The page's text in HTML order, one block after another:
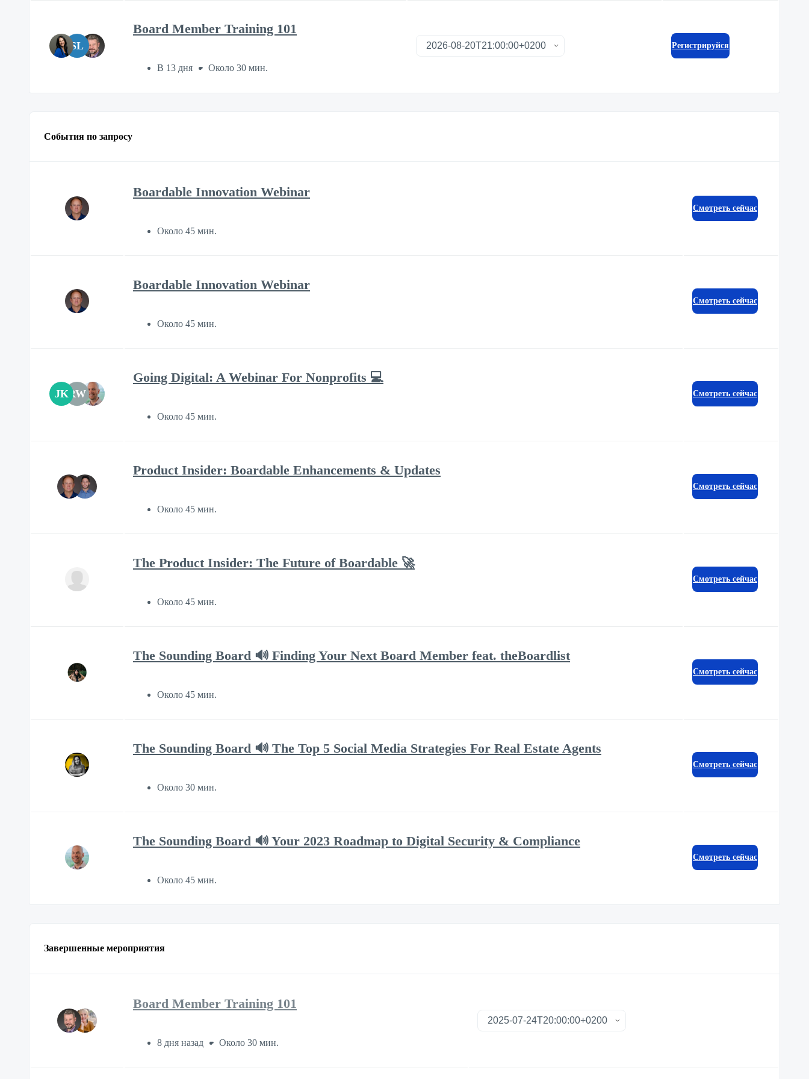
SL
Board Member Training 101
В 13 дня Около 30 мин.
Регистрируйся
События по запросу
Boardable Innovation Webinar
Около 45 мин.
Смотреть сейчас
Boardable Innovation Webinar
Около 45 мин.
Смотреть сейчас
JKRW
Going Digital: A Webinar For Nonprofits 💻
Около 45 мин.
Смотреть сейчас
Product Insider: Boardable Enhancements & Updates
Около 45 мин.
Смотреть сейчас
The Product Insider: The Future of Boardable 🚀
Около 45 мин.
Смотреть сейчас
The Sounding Board 🔊 Finding Your Next Board Member feat. theBoardlist
Около 45 мин.
Смотреть сейчас
The Sounding Board 🔊 The Top 5 Social Media Strategies For Real Estate Agents
Около 30 мин.
Смотреть сейчас
The Sounding Board 🔊 Your 2023 Roadmap to Digital Security & Compliance
Около 45 мин.
Смотреть сейчас
Завершенные мероприятия
Board Member Training 101
8 дня назад Около 30 мин.